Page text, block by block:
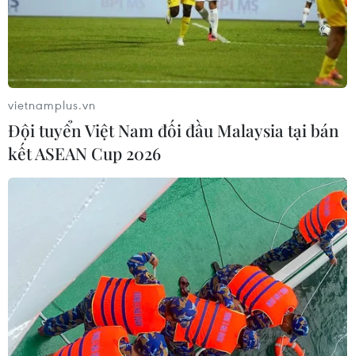
hơn 3.500 người nhà của nhân viên bốc xếp hàng hóa
VIAGS, dù nhân viên âm tính nhưng người nhà lại
dương tính với virus SARS-CoV-2...
Bắc Ninh rà soát, hướng dẫn người dân từ
vietnamplus.vn
Đội tuyển Việt Nam đối đầu Malaysia tại bán
kết ASEAN Cup 2026